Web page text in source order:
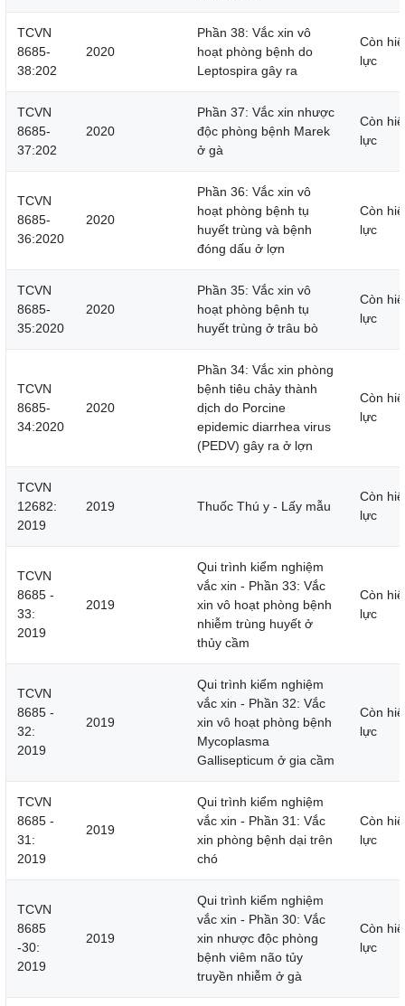
TCVN
8685-
38:202
2020
Phần 38: Vắc xin vô
hoạt phòng bệnh do
Leptospira gây ra
Còn
lực
TCVN
8685-
37:202
2020
Phần 37: Vắc xin nhược
độc phòng bệnh Marek
ở gà
Còn
lực
TCVN
8685-
36:2020
2020
Phần 36: Vắc xin vô
hoạt phòng bệnh tụ
huyết trùng và bệnh
đóng dấu ở lợn
Còn
lực
TCVN
8685-
35:2020
2020
Phần 35: Vắc xin vô
hoạt phòng bệnh tụ
huyết trùng ở trâu bò
Còn
lực
TCVN
8685-
34:2020
2020
Phần 34: Vắc xin phòng
bệnh tiêu chảy thành
dịch do Porcine
epidemic diarrhea virus
(PEDV) gây ra ở lợn
Còn
lực
TCVN
12682:
2019
2019 Thuốc Thú y - Lấy mẫu
Còn
lực
TCVN
8685 -
33:
2019
2019
Qui trình kiểm nghiệm
vắc xin - Phần 33: Vắc
xin vô hoạt phòng bệnh
nhiễm trùng huyết ở
thủy cầm
Còn
lực
TCVN
8685 -
32:
2019
2019
Qui trình kiểm nghiệm
vắc xin - Phần 32: Vắc
xin vô hoạt phòng bệnh
Mycoplasma
Gallisepticum ở gia cầm
Còn
lực
TCVN
8685 -
31:
2019
2019
Qui trình kiểm nghiệm
vắc xin - Phần 31: Vắc
xin phòng bệnh dại trên
chó
Còn
lực
TCVN
8685
-30:
2019
2019
Qui trình kiểm nghiệm
vắc xin - Phần 30: Vắc
xin nhược độc phòng
bệnh viêm não tủy
truyền nhiễm ở gà
Còn
lực